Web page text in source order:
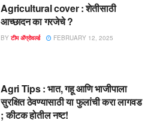
Agricultural cover : शेतीसाठी
आच्छादन का गरजेचे ?
BY टीम ॲग्रोवर्ल्ड FEBRUARY 12, 2025
Agri Tips : भात, गहू आणि भाजीपाला
सुरक्षित ठेवण्यासाठी या फुलांची करा लागवड
; कीटक होतील नष्ट!